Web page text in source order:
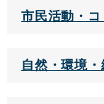
市民活動・コ
自然・環境